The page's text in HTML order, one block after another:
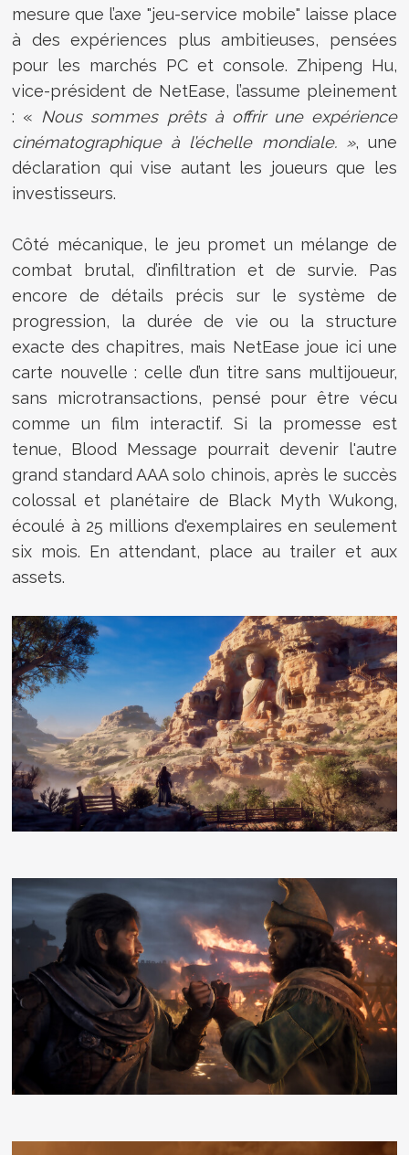
mesure que l’axe "jeu-service mobile" laisse place
à des expériences plus ambitieuses, pensées
pour les marchés PC et console. Zhipeng Hu,
vice-président de NetEase, l’assume pleinement
: « Nous sommes prêts à offrir une expérience
cinématographique à l’échelle mondiale. », une
déclaration qui vise autant les joueurs que les
investisseurs.
Côté mécanique, le jeu promet un mélange de
combat brutal, d’infiltration et de survie. Pas
encore de détails précis sur le système de
progression, la durée de vie ou la structure
exacte des chapitres, mais NetEase joue ici une
carte nouvelle : celle d’un titre sans multijoueur,
sans microtransactions, pensé pour être vécu
comme un film interactif. Si la promesse est
tenue, Blood Message pourrait devenir l'autre
grand standard AAA solo chinois, après le succès
colossal et planétaire de Black Myth Wukong,
écoulé à 25 millions d'exemplaires en seulement
six mois. En attendant, place au trailer et aux
assets.